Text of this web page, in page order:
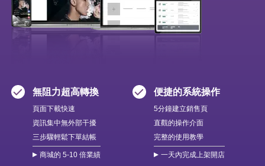
無阻力超高轉換
頁面下載快速
資訊集中無外部干擾
三步驟輕鬆下單結帳
商城的 5-10 倍業績
便捷的系統操作
5分鐘建立銷售頁
直觀的操作介面
完整的使用教學
一天內完成上架開店